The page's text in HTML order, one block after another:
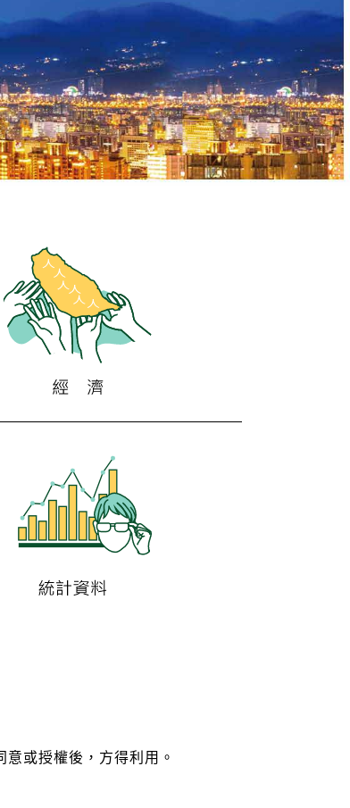
或授權後，方得利用。